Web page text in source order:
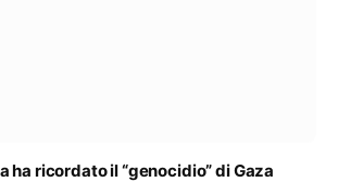
ha ricordato il “genocidio” di Gaza